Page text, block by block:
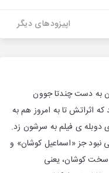
اپیزودهای دیگر
به دست چندتا جوون
که اثراتش تا به امروز هم به
دوبله ی فیلم به سرشون زد.
جز «اسماعیل کوشان» و
سخت کوشان، یعنی